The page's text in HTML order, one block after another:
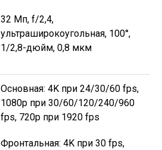
32 Мп, f/2,4,
ультраширокоугольная, 100°,
1/2,8-дюйм, 0,8 мкм
Основная: 4K при 24/30/60 fps,
1080p при 30/60/120/240/960
fps, 720p при 1920 fps
Фронтальная: 4K при 30 fps,